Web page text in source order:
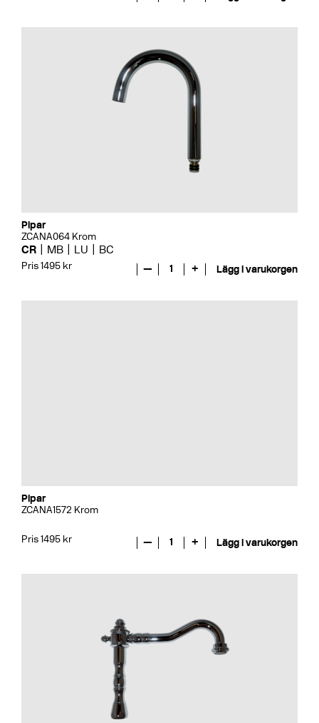
Pipar
ZCANA064 Krom
CR MB LU BC
Pris 1495 kr — 1 + Lägg i varukorgen
Pipar
ZCANA1572 Krom
Pris 1495 kr — 1 + Lägg i varukorgen